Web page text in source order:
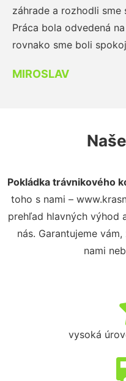
záhrade a rozhodli sme
Práca bola odvedená
rovnako sme boli
MIROSLAV
Pokládka trávnikového
toho s nami –
prehľad hlavných výhod
nás. Garantujeme
nami
vysoká